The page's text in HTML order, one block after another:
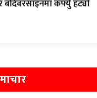
बोदेबरसाइनमा कर्फ्यु हट्यो